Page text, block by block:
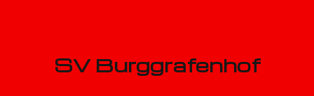
SV Burggrafenhof